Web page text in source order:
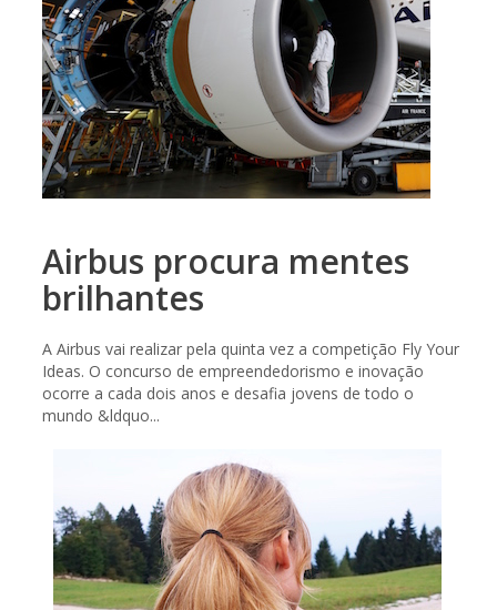
Airbus procura mentes
brilhantes
A Airbus vai realizar pela quinta vez a competição Fly Your
Ideas. O concurso de empreendedorismo e inovação
ocorre a cada dois anos e desafia jovens de todo o
mundo &ldquo...